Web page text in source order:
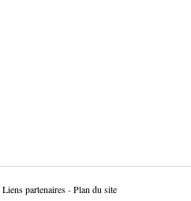
Liens partenaires-Plan du site